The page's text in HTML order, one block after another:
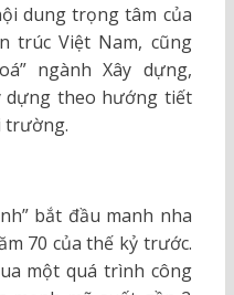
dung trọng tâm của
trúc Việt Nam, cũng
ngành Xây dựng,
dựng theo hướng tiết
trường.
bắt đầu manh nha
70 của thế kỷ trước.
một quá trình công